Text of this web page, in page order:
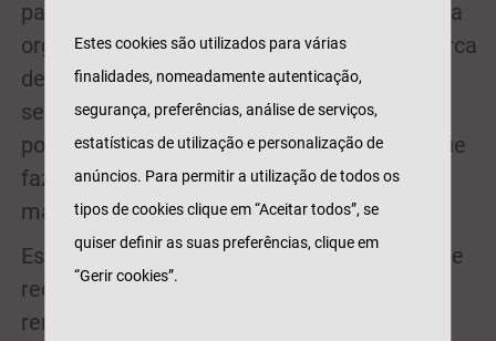
país. A Superbrands Portugal faz parte desta
organização internacional e anualmente cerca
de 1300 marcas nacionais são avaliadas
segundo a opinião dos consumidores
portugueses e do Conselho Superbrands, que
faz uma apreciação dos horizontes das
marcas no nosso país.
Este é o segundo prémio que a Tranquilidade
recebe no espaço de um mês. Em abril
renovou a sua distinção internacional nos
Estes cookies são utilizados para várias
finalidades, nomeadamente autenticação,
segurança, preferências, análise de serviços,
estatísticas de utilização e personalização de
anúncios. Para permitir a utilização de todos os
tipos de cookies clique em “Aceitar todos”, se
quiser definir as suas preferências, clique em
“Gerir cookies”.